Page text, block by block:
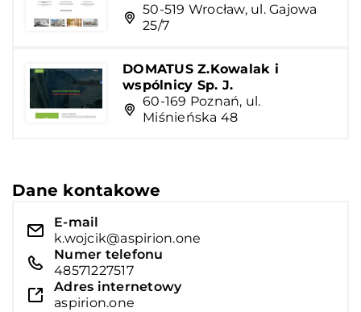
50-519 Wrocław, ul. Gajowa
25/7
DOMATUS Z.Kowalak i
wspólnicy Sp. J.
60-169 Poznań, ul.
Miśnieńska 48
Dane kontakowe
E-mail
k.wojcik@aspirion.one
Numer telefonu
48571227517
Adres internetowy
aspirion.one